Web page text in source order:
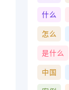
什么
怎么
是什么
中国